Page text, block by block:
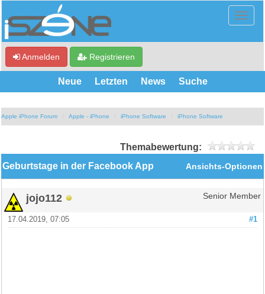
Anmelden Registrieren
Neue Letzten News Suche
Apple iPhone Forum Apple - iPhone iPhone Software iPhone Software
Themabewertung:
Ansichts-Optionen
Geburtstage in der Facebook App
jojo112 Senior Member
#1
17.04.2019, 07:05